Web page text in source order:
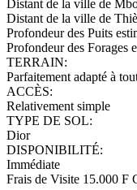
Distant de la ville de
Distant de la ville de
Profondeur des Puits
Profondeur des Forages
TERRAIN:
Parfaitement adapté à
ACCÈS:
Relativement simple
TYPE DE SOL:
Dior
DISPONIBILITÉ:
Immédiate
Frais de Visite 15.000 F